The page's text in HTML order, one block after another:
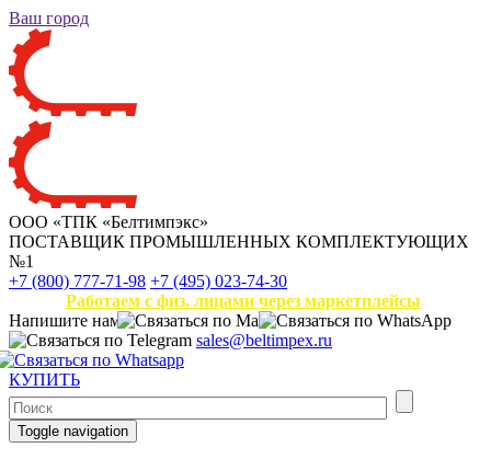
Ваш город
ООО «ТПК «Белтимпэкс»
ПОСТАВЩИК ПРОМЫШЛЕННЫХ КОМПЛЕКТУЮЩИХ
№1
+7 (800) 777-71-98 +7 (495) 023-74-30
Работаем с физ. лицами через маркетплейсы
Напишите нам
sales@beltimpex.ru
КУПИТЬ
Toggle navigation